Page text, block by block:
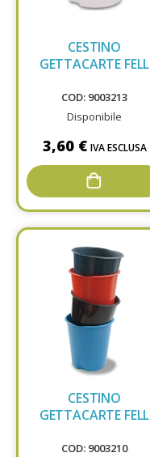
CESTINO
GETTACARTE FELL
COD: 9003213
Disponibile
3,60 € IVA ESCLUSA
CESTINO
GETTACARTE FELL
COD: 9003210